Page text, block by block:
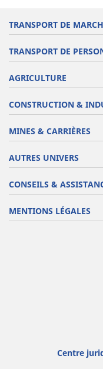
TRANSPORT DE
TRANSPORT DE
AGRICULTURE
CONSTRUCTION &
MINES & CARRIÈRES
AUTRES UNIVERS
CONSEILS &
MENTIONS LÉGALES
Centre